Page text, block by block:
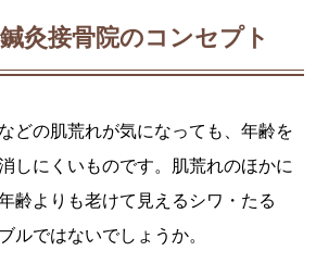
灸接骨院のコンセプト
どの肌荒れが気になっても、年齢を
しにくいものです。肌荒れのほかに
齢よりも老けて見えるシワ・たる
ルではないでしょうか。